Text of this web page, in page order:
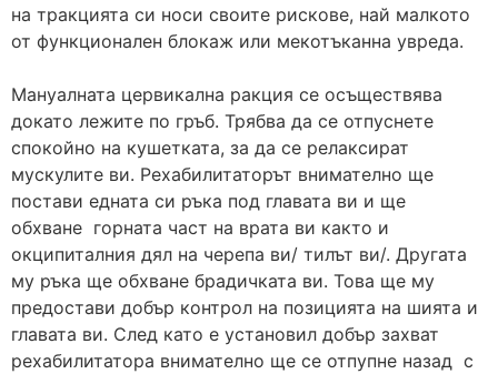
на тракцията си носи своите рискове, най малкото
от функционален блокаж или мекотъканна увреда.
Мануалната цервикална ракция се осъществява
докато лежите по гръб. Трябва да се отпуснете
спокойно на кушетката, за да се релаксират
мускулите ви. Рехабилитаторът внимателно ще
постави едната си ръка под главата ви и ще
обхване горната част на врата ви както и
окципиталния дял на черепа ви/ тилът ви/. Другата
му ръка ще обхване брадичката ви. Това ще му
предостави добър контрол на позицията на шията и
главата ви. След като е установил добър захват
рехабилитатора внимателно ще се отпупне назад с